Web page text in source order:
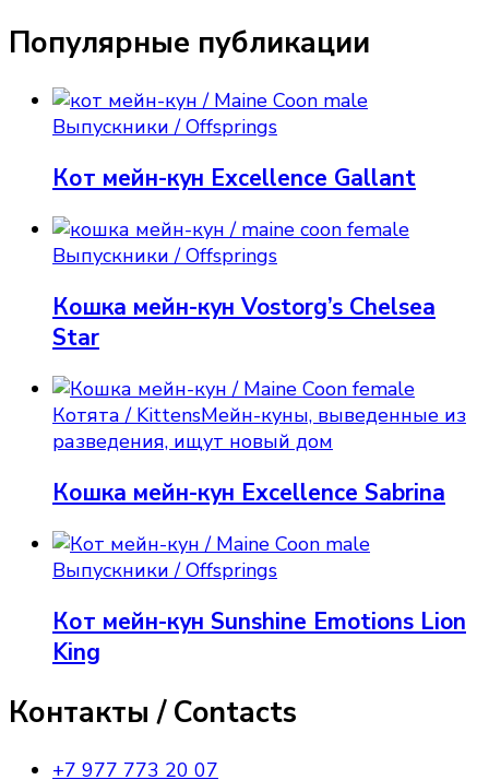
Популярные публикации
Выпускники / Offsprings
Кот мейн-кун Excellence Gallant
Выпускники / Offsprings
Кошка мейн-кун Vostorg’s Chelsea
Star
Котята / KittensМейн-куны, выведенные из
разведения, ищут новый дом
Кошка мейн-кун Excellence Sabrina
Выпускники / Offsprings
Кот мейн-кун Sunshine Emotions Lion
King
Контакты / Contacts
+7 977 773 20 07